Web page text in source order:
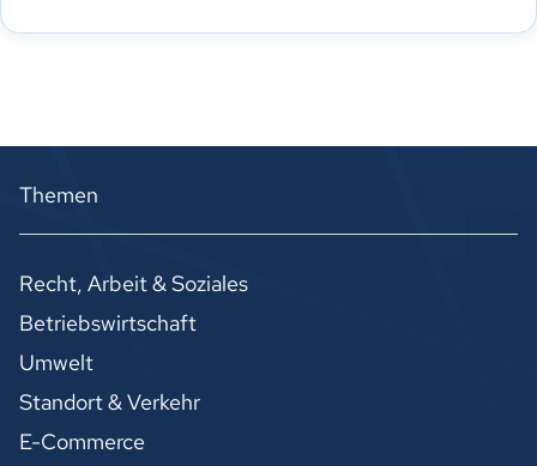
Themen
Recht, Arbeit & Soziales
Betriebswirtschaft
Umwelt
Standort & Verkehr
E-Commerce